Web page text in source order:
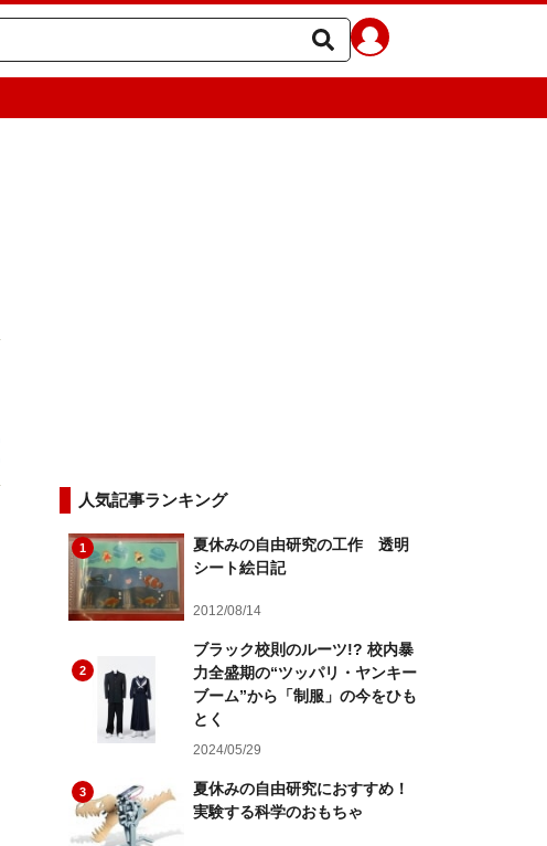
人気記事ランキング
1
夏休みの自由研究の工作 透明
シート絵日記
2012/08/14
2
ブラック校則のルーツ!? 校内暴
力全盛期の“ツッパリ・ヤンキー
ブーム”から「制服」の今をひも
とく
2024/05/29
3
夏休みの自由研究におすすめ！
実験する科学のおもちゃ